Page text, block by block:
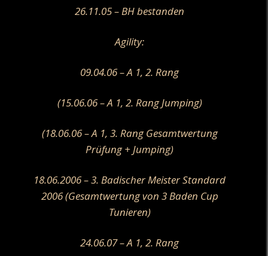
26.11.05 – BH bestanden
Agility:
09.04.06 – A 1, 2. Rang
(15.06.06 – A 1, 2. Rang Jumping)
(18.06.06 – A 1, 3. Rang Gesamtwertung
Prüfung + Jumping)
18.06.2006 – 3. Badischer Meister Standard
2006 (Gesamtwertung von 3 Baden Cup
Tunieren)
24.06.07 – A 1, 2. Rang